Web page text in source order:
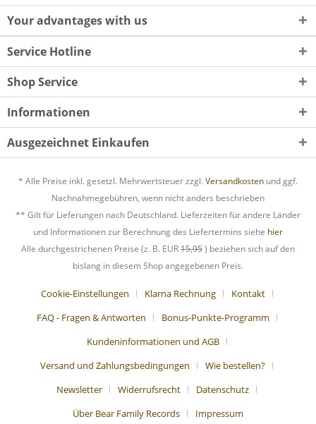
Your advantages with us
Service Hotline
Shop Service
Informationen
Ausgezeichnet Einkaufen
* Alle Preise inkl. gesetzl. Mehrwertsteuer zzgl. Versandkosten und ggf.
Nachnahmegebühren, wenn nicht anders beschrieben
** Gilt für Lieferungen nach Deutschland. Lieferzeiten für andere Länder
und Informationen zur Berechnung des Liefertermins siehe hier
Alle durchgestrichenen Preise (z. B. EUR15,95) beziehen sich auf den
bislang in diesem Shop angegebenen Preis.
Cookie-Einstellungen Klarna Rechnung
Kontakt
FAQ - Fragen & Antworten
Bonus-Punkte-Programm
Kundeninformationen und AGB
Versand und Zahlungsbedingungen
Wie bestellen?
Newsletter
Widerrufsrecht
Datenschutz
Über Bear Family Records
Impressum